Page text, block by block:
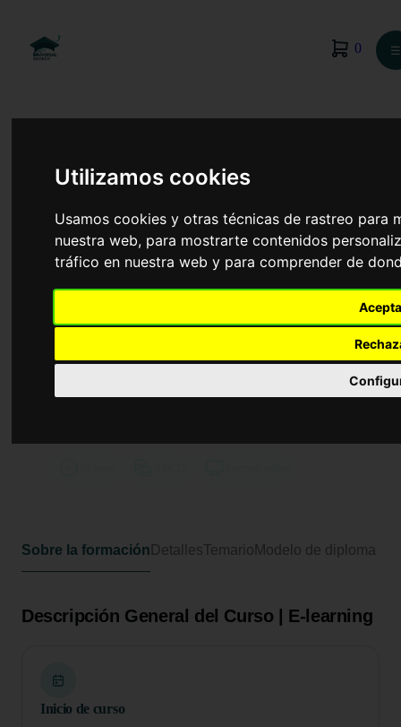
Utilizamos cookies
Usamos cookies y otras técnicas de rastreo para
nuestra web, para mostrarte contenidos
tráfico en nuestra web y para comprender de
0 ☰
Curso en Operaciones en los
Sobre la formación DetallesTemario Modelo de diploma
Descripción General del Curso | E-learning
Inicio de curso